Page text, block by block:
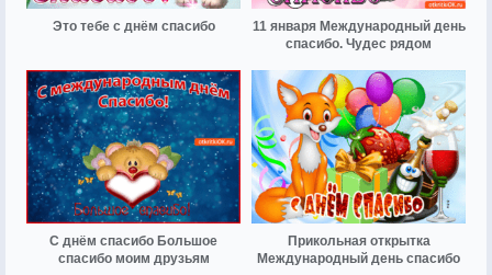
Это тебе с днём спасибо
11 января Международный день
спасибо. Чудес рядом
С днём спасибо Большое
спасибо моим друзьям
Прикольная открытка
Международный день спасибо